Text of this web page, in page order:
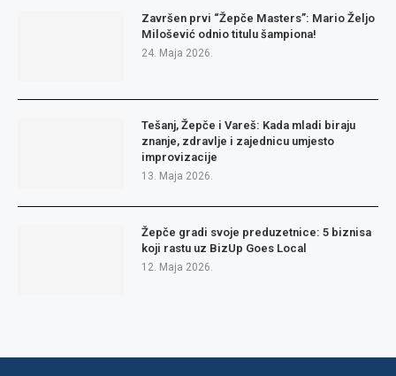
Završen prvi “Žepče Masters”: Mario Željo
Milošević odnio titulu šampiona!
24. Maja 2026.
Tešanj, Žepče i Vareš: Kada mladi biraju
znanje, zdravlje i zajednicu umjesto
improvizacije
13. Maja 2026.
Žepče gradi svoje preduzetnice: 5 biznisa
koji rastu uz BizUp Goes Local
12. Maja 2026.